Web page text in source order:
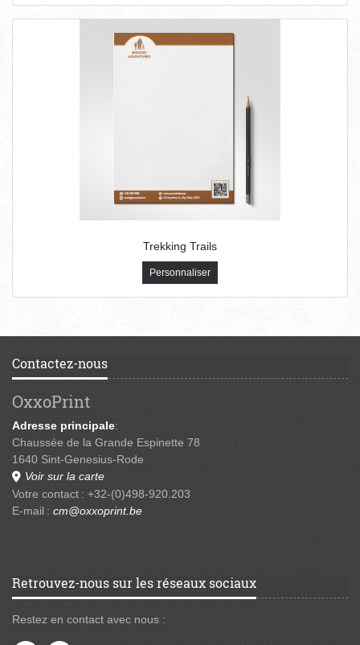
Trekking Trails
Personnaliser
Contactez-nous
OxxoPrint
Adresse principale:
Chaussée de la Grande Espinette 78
1640 Sint-Genesius-Rode
Voir sur la carte
Votre contact : +32-(0)498-920.203
E-mail : cm@oxxoprint.be
Retrouvez-nous sur les réseaux sociaux
Restez en contact avec nous :